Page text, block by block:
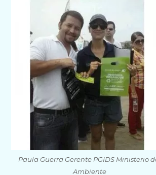
Paula Guerra Gerente PGIDS Ministerio
Ambiente